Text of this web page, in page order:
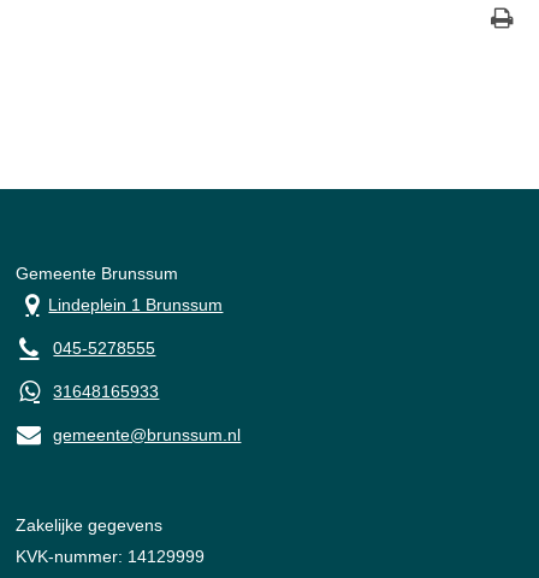
Gemeente Brunssum
Lindeplein 1 Brunssum
045-5278555
31648165933
gemeente@brunssum.nl
Zakelijke gegevens
KVK-nummer: 14129999